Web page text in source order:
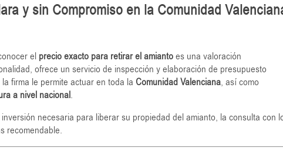
y sin Compromiso en la Comunidad
el precio exacto para retirar el amiantoes una valoración
ofrece un servicio de inspección y elaboración de presupuesto
firma le permite actuar en toda la Comunidad Valenciana, así como
a nivel nacional.
necesaria para liberar su propiedad del amianto, la consulta con
recomendable.